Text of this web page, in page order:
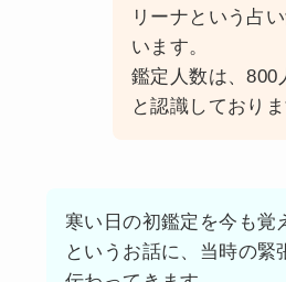
リーナという占
います。
鑑定人数は、800
と認識しておりま
寒い日の初鑑定を今も覚
というお話に、当時の緊